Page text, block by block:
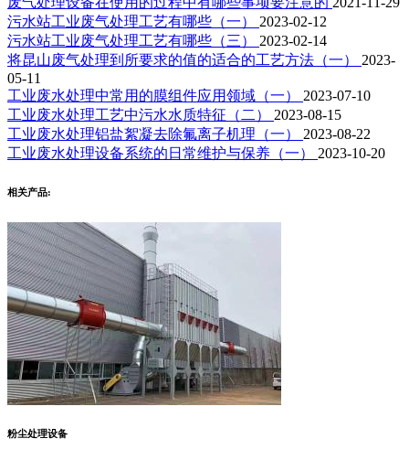
污水站工业废气处理工艺有哪些（一） 2023-02-12
污水站工业废气处理工艺有哪些（三） 2023-02-14
将昆山废气处理到所要求的值的适合的工艺方法（一） 2023-
05-11
工业废水处理中常用的膜组件应用领域（一） 2023-07-10
工业废水处理工艺中污水水质特征（二） 2023-08-15
工业废水处理铝盐絮凝去除氟离子机理（一） 2023-08-22
工业废水处理设备系统的日常维护与保养（一） 2023-10-20
相关产品:
粉尘处理设备